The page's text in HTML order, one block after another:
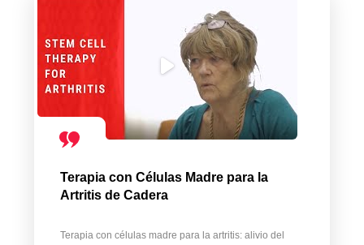
Terapia con Células Madre para la
Artritis de Cadera
Terapia con células madre para la artritis: alivio del